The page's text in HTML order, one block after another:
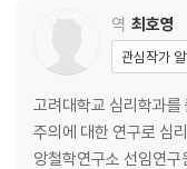
제5장 허영심 게임 _사상
푸틴의 허영심 시장
커다란 망상
소치 후유증
영향력의 실재
역 최호영
관심작가
고려대학교 심리학과를
주의에 대한 연구로 심
앙철학연구소 선임연